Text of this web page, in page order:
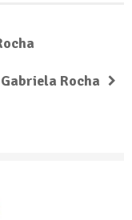
Rocha